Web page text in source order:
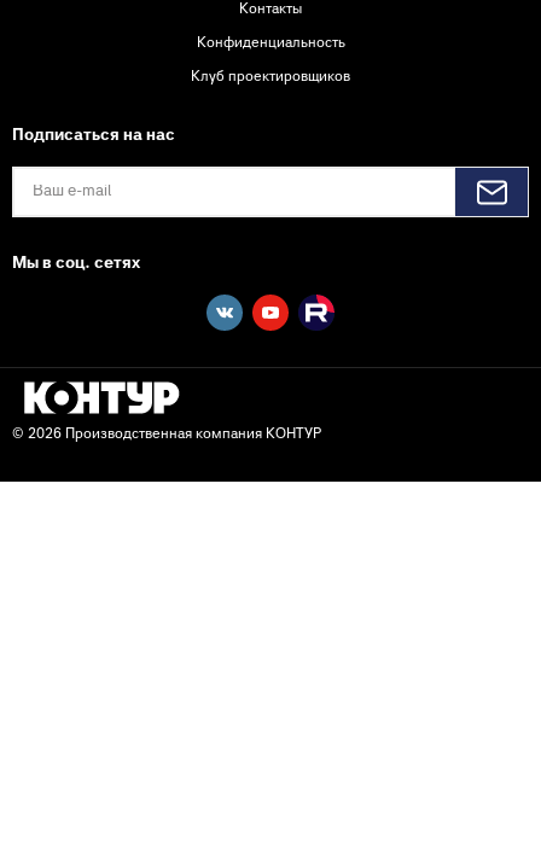
Контакты
Конфиденциальность
Клуб проектировщиков
Подписаться на нас
Мы в соц. сетях
© 2026 Производственная компания КОНТУР